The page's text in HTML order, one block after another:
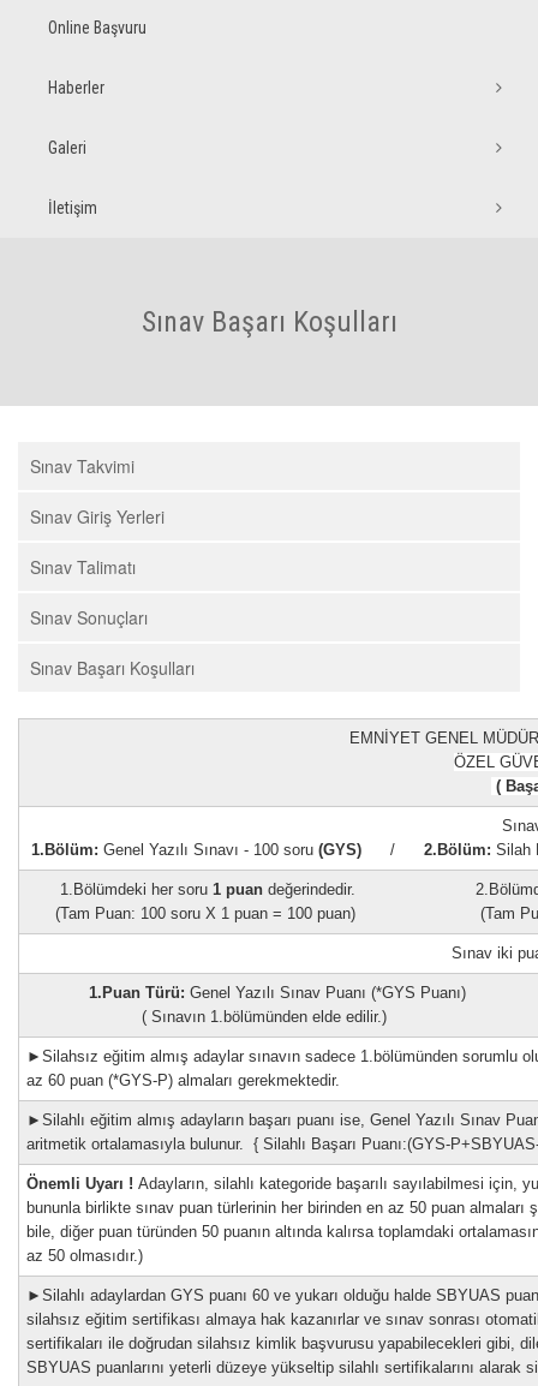
Online Başvuru
Haberler
Galeri
İletişim
Sınav Başarı Koşulları
Sınav Takvimi
Sınav Giriş Yerleri
Sınav Talimatı
Sınav Sonuçları
Sınav Başarı Koşulları
EMNİYET GENEL
ÖZEL
(
1.Bölüm: Genel Yazılı Sınavı - 100 soru (GYS) / 2.Bölüm: Silah
1.Bölümdeki her soru 1 puan değerindedir.
(Tam Puan: 100 soru X 1 puan = 100 puan) (Tam
Sınav iki
1.Puan Türü: Genel Yazılı Sınav Puanı (*GYS
( Sınavın 1.bölümünden elde edilir.) (
►Silahsız eğitim almış adaylar sınavın sadece 1.bölümünden sorumlu
az 60 puan (*GYS-P) almaları gerekmektedir.
►Silahlı eğitim almış adayların başarı puanı ise, Genel Yazılı Sınav
aritmetik ortalamasıyla bulunur. { Silahlı Başarı Puanı:(GYS-
Önemli Uyarı ! Adayların, silahlı kategoride başarılı sayılabilmesi için,
bununla birlikte sınav puan türlerinin her birinden en az 50 puan
bile, diğer puan türünden 50 puanın altında kalırsa toplamdaki
az 50 olmasıdır.)
►Silahlı adaylardan GYS puanı 60 ve yukarı olduğu halde SBYUAS
silahsız eğitim sertifikası almaya hak kazanırlar ve sınav sonrası
sertifikaları ile doğrudan silahsız kimlik başvurusu yapabilecekleri gibi,
SBYUAS puanlarını yeterli düzeye yükseltip silahlı sertifikalarını alarak